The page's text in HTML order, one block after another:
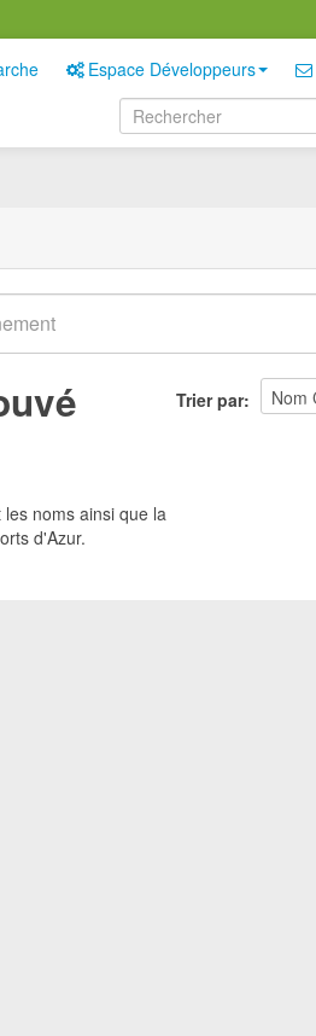
Espace Développeurs
Trier par
noms ainsi que la
d'Azur.